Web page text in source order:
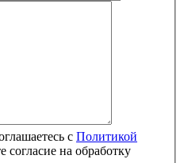
Политикой